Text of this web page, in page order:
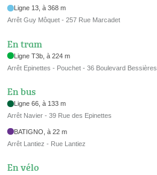
Ligne 13, à 368 m
Arrêt Guy Môquet - 257 Rue Marcadet
En tram
Ligne T3b, à 224 m
Arrêt Epinettes - Pouchet - 36 Boulevard Bessières
En bus
Ligne 66, à 133 m
Arrêt Navier - 39 Rue des Epinettes
BATIGNO, à 22 m
Arrêt Lantiez - Rue Lantiez
En vélo